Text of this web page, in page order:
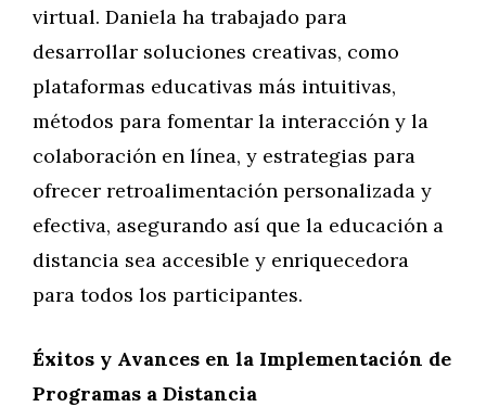
virtual. Daniela ha trabajado para
desarrollar soluciones creativas, como
plataformas educativas más intuitivas,
métodos para fomentar la interacción y la
colaboración en línea, y estrategias para
ofrecer retroalimentación personalizada y
efectiva, asegurando así que la educación a
distancia sea accesible y enriquecedora
para todos los participantes.
Éxitos y Avances en la Implementación de
Programas a Distancia